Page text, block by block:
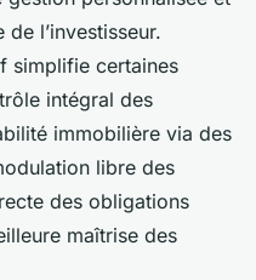
l’investisseur.
simplifie certaines
intégral des
immobilière via des
libre des
des obligations
maîtrise des